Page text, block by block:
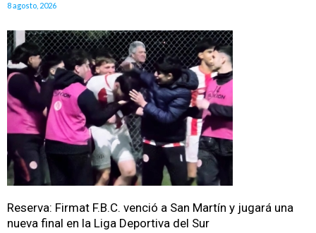
8 agosto, 2026
Reserva: Firmat F.B.C. venció a San Martín y jugará una
nueva final en la Liga Deportiva del Sur